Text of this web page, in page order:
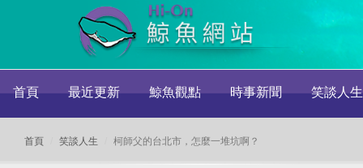
首頁 最近更新 鯨魚觀點 時事新聞 笑談人生
首頁 笑談人生 柯師父的台北市，怎麼一堆坑啊？